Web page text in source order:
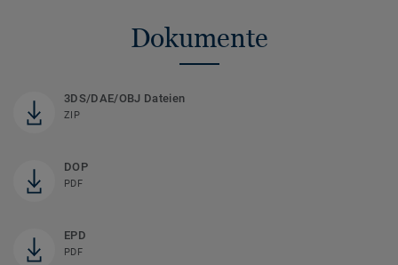
Dokumente
3DS/DAE/OBJ Dateien
ZIP
DOP
PDF
EPD
PDF